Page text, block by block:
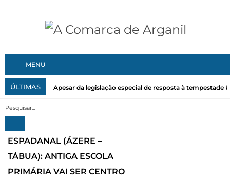
MENU
ÚLTIMAS Apesar da legislação especial de resposta à tempestade
ESPADANAL (ÁZERE –
TÁBUA): ANTIGA ESCOLA
PRIMÁRIA VAI SER CENTRO